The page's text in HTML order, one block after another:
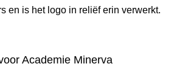
en is het logo in reliëf erin verwerkt.
Academie Minerva